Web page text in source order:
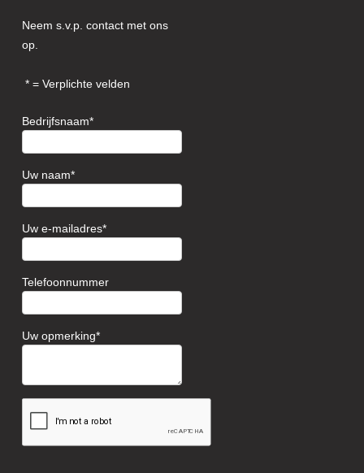
Neem s.v.p. contact met ons
op.
= Verplichte velden
Bedrijfsnaam
Uw naam
Uw e-mailadres
Telefoonnummer
Uw opmerking